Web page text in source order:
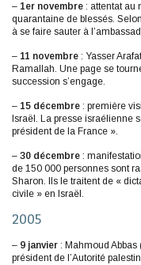
– 1er novembre : attentat au
quarantaine de blessés.
à se faire sauter à
– 11 novembre : Yasser
Ramallah. Une page se
succession s’engage.
– 15 décembre : première
Israël. La presse israélienne
président de la France ».
– 30 décembre :
de 150 000 personnes sont
Sharon. Ils le traitent de «
civile » en Israël.
2005
– 9 janvier : Mahmoud
président de l’Autorité